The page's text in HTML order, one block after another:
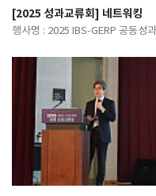
[2025 성과교류회] 네트워킹